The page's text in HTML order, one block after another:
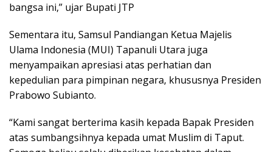
bangsa ini,” ujar Bupati JTP
Sementara itu, Samsul Pandiangan Ketua Majelis
Ulama Indonesia (MUI) Tapanuli Utara juga
menyampaikan apresiasi atas perhatian dan
kepedulian para pimpinan negara, khususnya Presiden
Prabowo Subianto.
“Kami sangat berterima kasih kepada Bapak Presiden
atas sumbangsihnya kepada umat Muslim di Taput.